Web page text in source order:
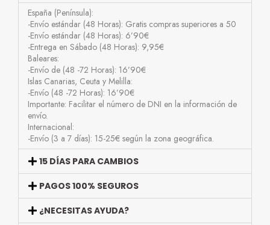
España (Península):
-Envío estándar (48 Horas): Gratis compras superiores a 50
-Envío estándar (48 Horas): 6’90€
-Entrega en Sábado (48 Horas): 9,95€
Baleares:
-Envío de (48 -72 Horas): 16’90€
Islas Canarias, Ceuta y Melilla:
-Envío (48 -72 Horas): 16’90€
Importante: Facilitar el número de DNI en la información de
envío.
Internacional:
-Envío (3 a 7 días): 15-25€ según la zona geográfica.
15 DÍAS PARA CAMBIOS
PAGOS 100% SEGUROS
¿NECESITAS AYUDA?